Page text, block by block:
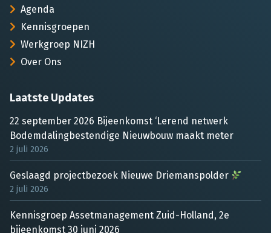
Agenda
Kennisgroepen
Werkgroep NIZH
Over Ons
Laatste Updates
22 september 2026 Bijeenkomst ‘Lerend netwerk
Bodemdalingbestendige Nieuwbouw maakt meter
2 juli 2026
Geslaagd projectbezoek Nieuwe Driemanspolder
2 juli 2026
Kennisgroep Assetmanagement Zuid-Holland, 2e
bijeenkomst 30 juni 2026